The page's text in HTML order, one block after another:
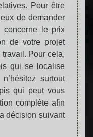
Pour être
de demander
concerne le prix
de votre projet
Pour cela,
qui se localise
surtout
qui peut vous
complète afin
décision suivant